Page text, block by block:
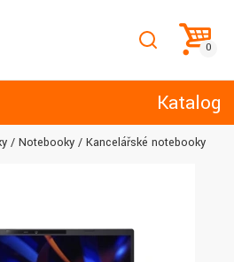
Katalog
Notebooky Kancelářské notebooky